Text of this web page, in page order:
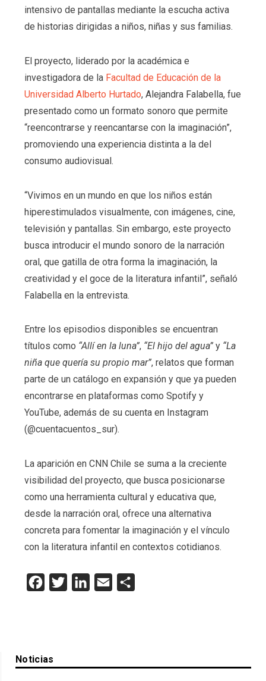
intensivo de pantallas mediante la escucha activa
de historias dirigidas a niños, niñas y sus familias.
El proyecto, liderado por la académica e
investigadora de la Facultad de Educación de la
Universidad Alberto Hurtado, Alejandra Falabella, fue
presentado como un formato sonoro que permite
“reencontrarse y reencantarse con la imaginación”,
promoviendo una experiencia distinta a la del
consumo audiovisual.
“Vivimos en un mundo en que los niños están
hiperestimulados visualmente, con imágenes, cine,
televisión y pantallas. Sin embargo, este proyecto
busca introducir el mundo sonoro de la narración
oral, que gatilla de otra forma la imaginación, la
creatividad y el goce de la literatura infantil”, señaló
Falabella en la entrevista.
Entre los episodios disponibles se encuentran
títulos como “Allí en la luna”, “El hijo del agua”y “La
niña que quería su propio mar”, relatos que forman
parte de un catálogo en expansión y que ya pueden
encontrarse en plataformas como Spotify y
YouTube, además de su cuenta en Instagram
(@cuentacuentos_sur).
La aparición en CNN Chile se suma a la creciente
visibilidad del proyecto, que busca posicionarse
como una herramienta cultural y educativa que,
desde la narración oral, ofrece una alternativa
concreta para fomentar la imaginación y el vínculo
con la literatura infantil en contextos cotidianos.
Facebook
Twitter LinkedInEmail
Noticias